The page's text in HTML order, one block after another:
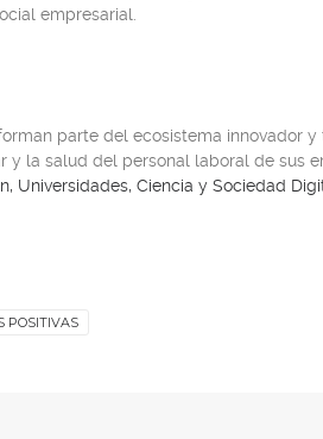
empresarial.
parte del ecosistema innovador
la salud del personal laboral de sus
Universidades, Ciencia y Sociedad
POSITIVAS